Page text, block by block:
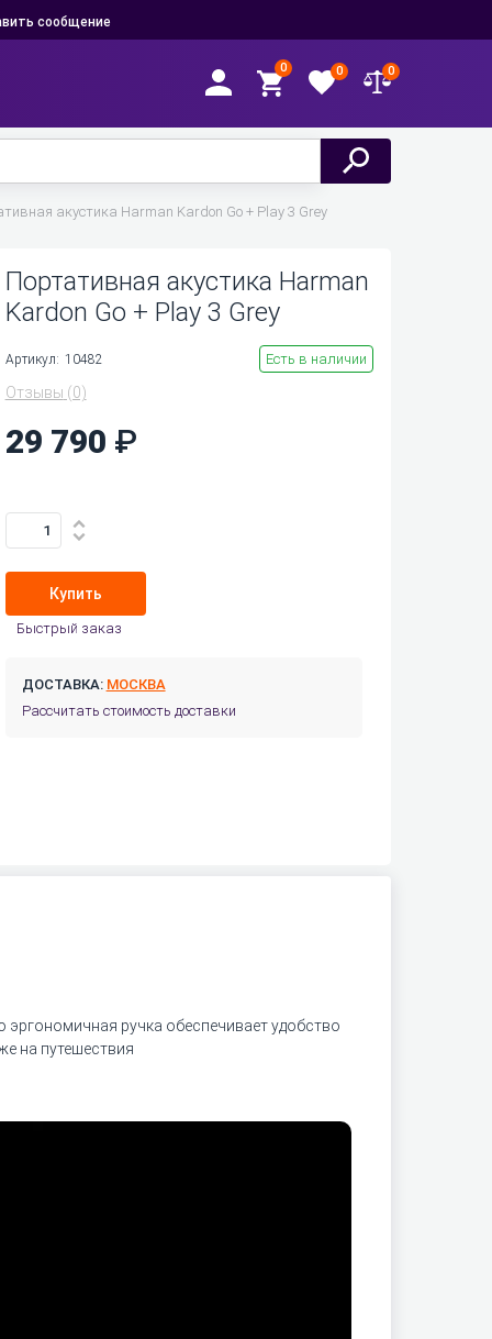
сообщение
0 0 0
акустика Harman Kardon Go + Play 3 Grey
Портативная акустика Harman
Kardon Go + Play 3 Grey
Артикул: 10482 Есть в наличии
Отзывы (0)
29 790
Купить
Быстрый заказ
ДОСТАВКА: МОСКВА
Рассчитать стоимость доставки
ручка обеспечивает удобство
на путешествия